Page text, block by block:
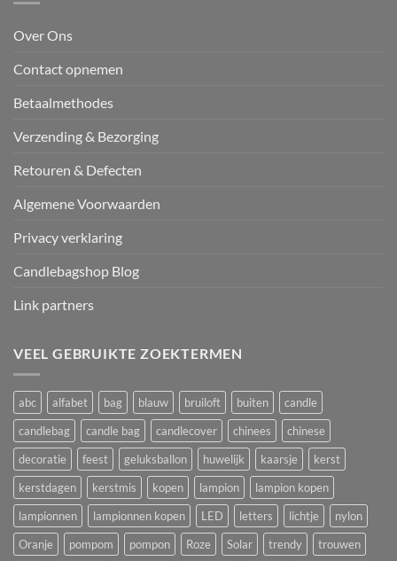
Over Ons
Contact opnemen
Betaalmethodes
Verzending & Bezorging
Retouren & Defecten
Algemene Voorwaarden
Privacy verklaring
Candlebagshop Blog
Link partners
VEEL GEBRUIKTE ZOEKTERMEN
abc alfabet bag blauw bruiloft buiten
candle
candlebag
candle bag candlecover chinees
chinese
decoratie
feest geluksballon huwelijk kaarsje
kerst
kerstdagen
kerstmis kopen lampion
lampion kopen
lampionnen
lampionnen kopen LED letters lichtje
nylon
Oranje
pompom pompon Roze Solar trendy
trouwen